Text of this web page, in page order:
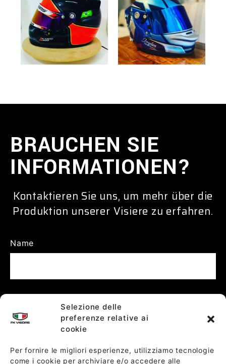
Selezione delle
preferenze relative ai
cookie
Per fornire le migliori esperienze, utilizziamo tecnologie
come i cookie per archiviare e/o accedere alle
BRAUCHEN SIE
INFORMATIONEN?
Kontaktieren Sie uns, um mehr über die
Produktion unserer Visiere zu erfahren.
Name
E-mail